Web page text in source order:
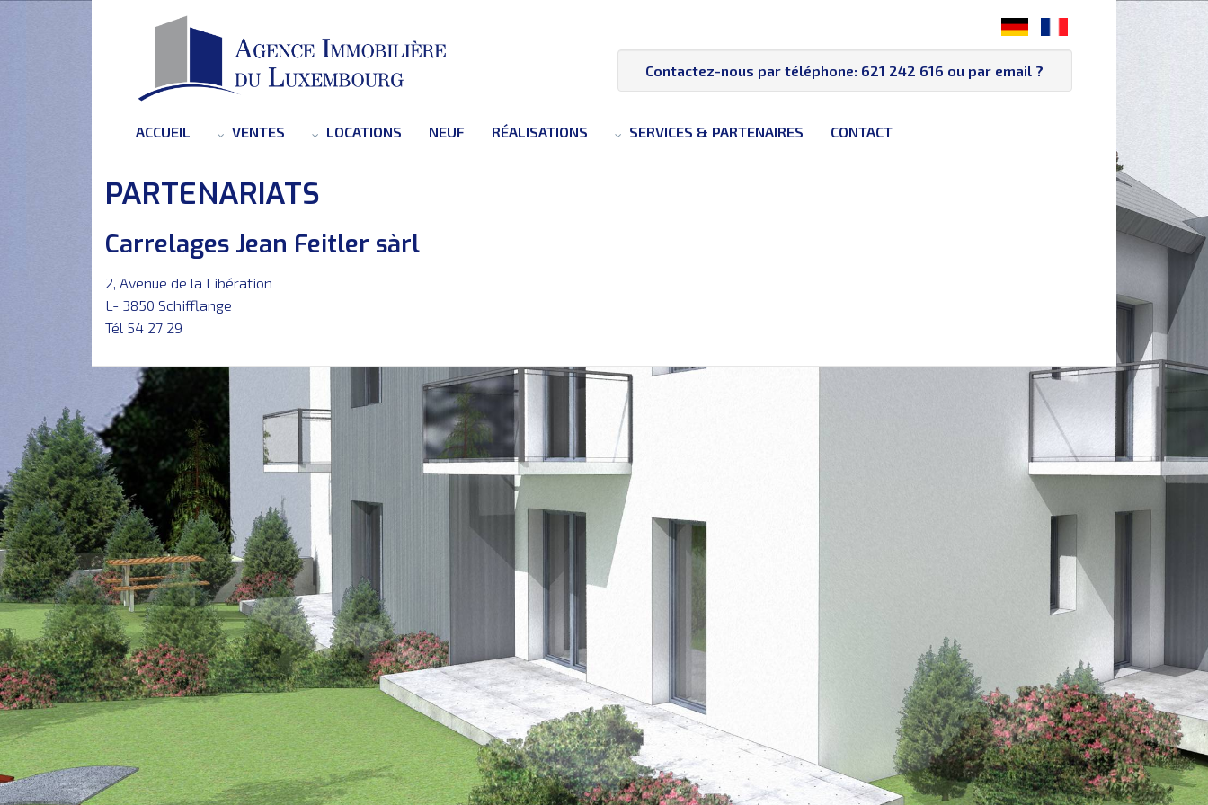
Contactez-nous par téléphone: 621 242 616 ou par email ?
ACCUEIL VENTES LOCATIONS NEUF RÉALISATIONS SERVICES & PARTENAIRES CONTACT
PARTENARIATS
Carrelages Jean Feitler sàrl
2, Avenue de la Libération
L- 3850 Schifflange
Tél 54 27 29